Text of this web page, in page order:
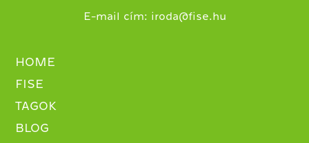
E-mail cím: iroda@fise.hu
HOME
FISE
TAGOK
BLOG